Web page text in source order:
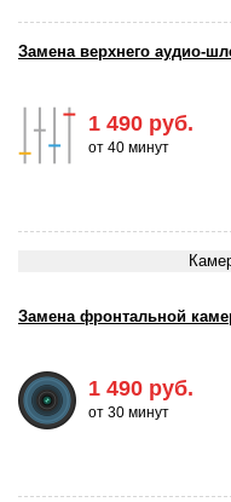
1 490 руб.
от 40 минут
Замена верхнего аудио-
1 490 руб.
от 30 минут
Замена фронтальной